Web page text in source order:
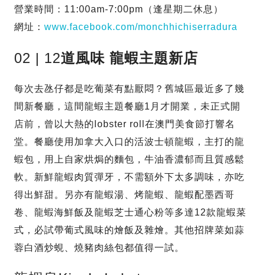
營業時間：11:00am-7:00pm（逢星期二休息）
網址： www.facebook.com/monchhichiserradura
02 | 12道風味 龍蝦主題新店
每次去氹仔都是吃葡菜有點厭悶？舊城區最近多了幾
間新餐廳，這間龍蝦主題餐廳1月才開業，未正式開
店前，曾以大熱的lobster roll在澳門美食節打響名
堂。餐廳使用加拿大入口的活波士頓龍蝦，主打的龍
蝦包，用上自家烘焗的麵包，牛油香濃郁而且質感鬆
軟。新鮮龍蝦肉質彈牙，不需額外下太多調味，亦吃
得出鮮甜。另亦有龍蝦湯、烤龍蝦、龍蝦配墨西哥
卷、龍蝦海鮮飯及龍蝦芝士通心粉等多達12款龍蝦菜
式，必試帶葡式風味的燴飯及雜燴。其他招牌菜如蒜
蓉白酒炒蜆、燒豬肉絲包都值得一試。